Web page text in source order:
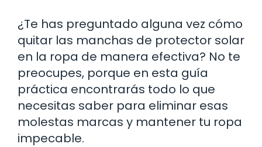
¿Te has preguntado alguna vez cómo
quitar las manchas de protector solar
en la ropa de manera efectiva? No te
preocupes, porque en esta guía
práctica encontrarás todo lo que
necesitas saber para eliminar esas
molestas marcas y mantener tu ropa
impecable.